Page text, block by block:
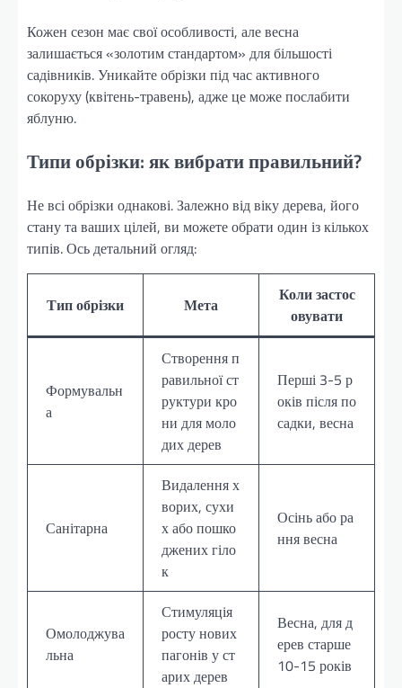
Кожен сезон має свої особливості, але весна
залишається «золотим стандартом» для більшості
садівників. Уникайте обрізки під час активного
сокоруху (квітень-травень), адже це може послабити
яблуню.
Типи обрізки: як вибрати правильний?
Не всі обрізки однакові. Залежно від віку дерева, його
стану та ваших цілей, ви можете обрати один із кількох
типів. Ось детальний огляд:
Тип обрізки Мета
Коли застос
овувати
Формувальн
а
Створення п
равильної ст
руктури кро
ни для моло
дих дерев
Перші 3-5 р
оків після по
садки, весна
Санітарна
Видалення х
ворих, сухи
х або пошко
джених гіло
к
Осінь або ра
ння весна
Омолоджува
льна
Стимуляція
росту нових
пагонів у ст
арих дерев
Весна, для д
ерев старше
10-15 років